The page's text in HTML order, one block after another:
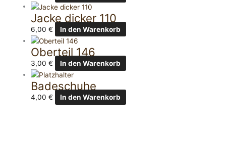
Jacke dicker 110
6,00€ In den Warenkorb
Oberteil 146
3,00€ In den Warenkorb
Badeschuhe
4,00€ In den Warenkorb